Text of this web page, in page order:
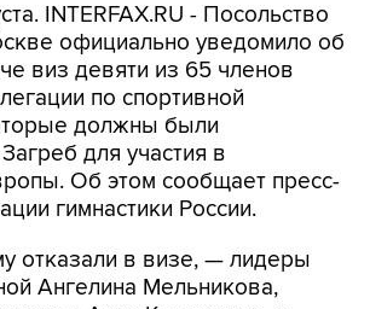
виз девяти из 65 членов
по спортивной
должны были
для участия в
Об этом сообщает пресс-
гимнастики России.
отказали в визе, — лидеры
и Анна Калмыкова, а
и специалисты мужской